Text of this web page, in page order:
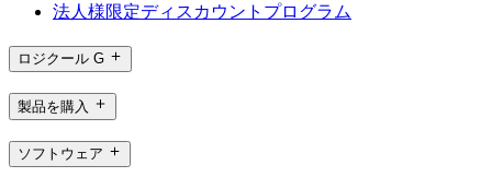
法人様限定ディスカウントプログラム
ロジクール G
製品を購入
ソフトウェア